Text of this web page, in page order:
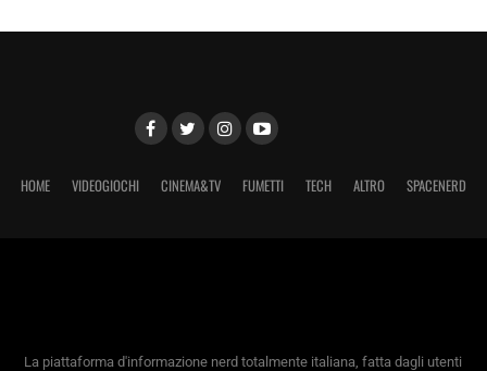
HOME VIDEOGIOCHI CINEMA&TV FUMETTI TECH ALTRO SPACENERD
La piattaforma d'informazione nerd totalmente italiana, fatta dagli utenti